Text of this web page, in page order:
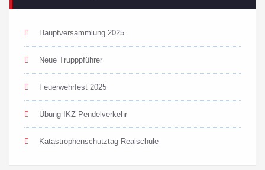
Hauptversammlung 2025
Neue Trupppführer
Feuerwehrfest 2025
Übung IKZ Pendelverkehr
Katastrophenschutztag Realschule